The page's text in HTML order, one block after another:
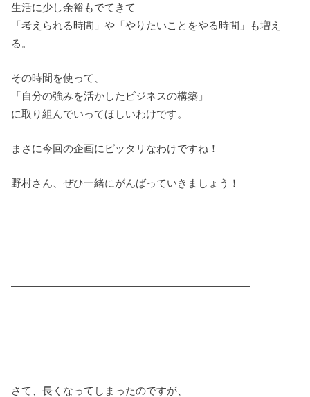
生活に少し余裕もでてきて
「考えられる時間」や「やりたいことをやる時間」も増え
る。
その時間を使って、
「自分の強みを活かしたビジネスの構築」
に取り組んでいってほしいわけです。
まさに今回の企画にピッタリなわけですね！
野村さん、ぜひ一緒にがんばっていきましょう！
━━━━━━━━━━━━━━━━━━━━━━━
さて、長くなってしまったのですが、